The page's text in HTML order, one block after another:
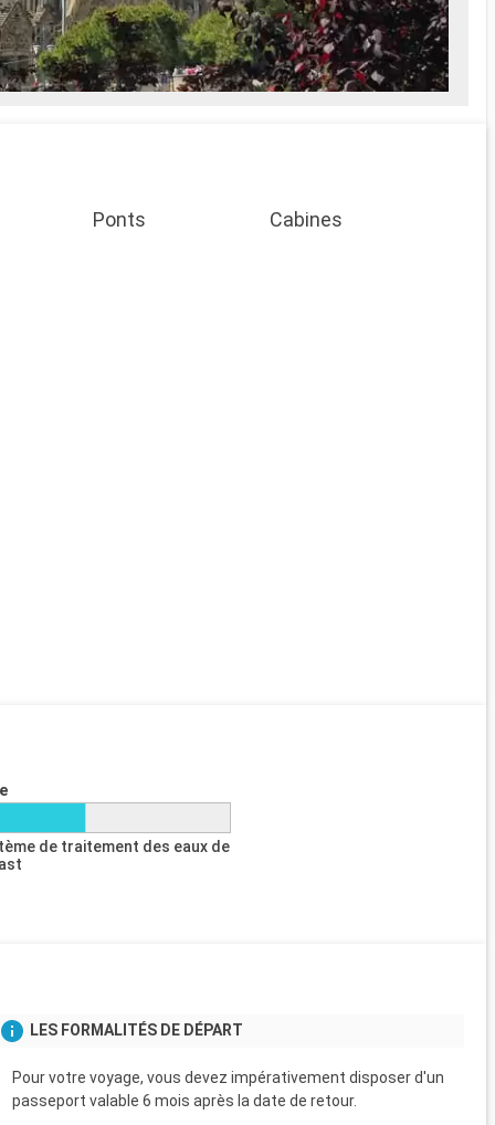
Ponts Cabines
de traitement des eaux de
LES FORMALITÉS DE DÉPART
Pour votre voyage, vous devez impérativement disposer d'un
passeport valable 6 mois après la date de retour.